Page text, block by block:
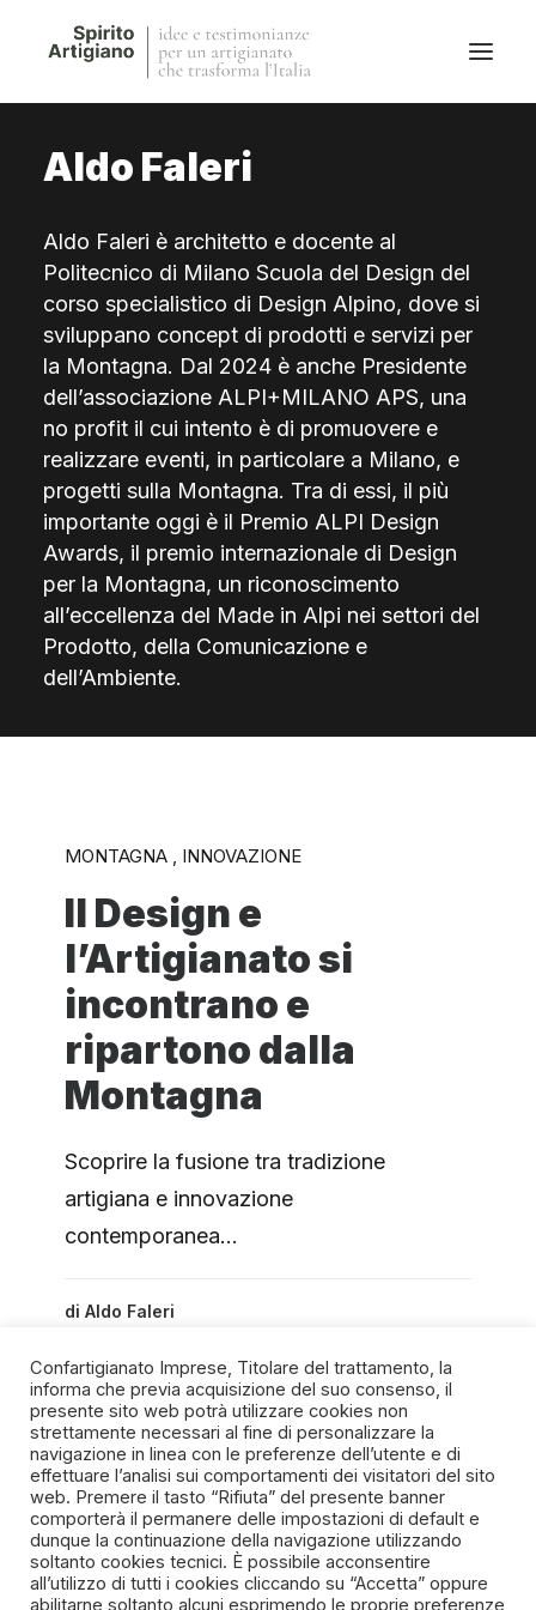
Questo sito
Stories
QFG
Collaborano con noi
Aldo Faleri
Aldo Faleri è architetto e docente al
Politecnico di Milano Scuola del Design del
corso specialistico di Design Alpino, dove si
sviluppano concept di prodotti e servizi per
la Montagna. Dal 2024 è anche Presidente
dell’associazione ALPI+MILANO APS, una
no profit il cui intento è di promuovere e
realizzare eventi, in particolare a Milano, e
progetti sulla Montagna. Tra di essi, il più
importante oggi è il Premio ALPI Design
Awards, il premio internazionale di Design
per la Montagna, un riconoscimento
all’eccellenza del Made in Alpi nei settori del
Prodotto, della Comunicazione e
dell’Ambiente.
MONTAGNA , INNOVAZIONE
Il Design e
l’Artigianato si
incontrano e
ripartono dalla
Montagna
Scoprire la fusione tra tradizione
artigiana e innovazione
contemporanea…
di Aldo Faleri
SPIRITO ARTIGIANO
Un progetto della Fondazione Manlio e Maria Letizia
Germozzi onlus
Confartigianato Imprese, Titolare del trattamento, la
informa che previa acquisizione del suo consenso, il
presente sito web potrà utilizzare cookies non
strettamente necessari al fine di personalizzare la
navigazione in linea con le preferenze dell’utente e di
effettuare l’analisi sui comportamenti dei visitatori del sito
web. Premere il tasto “Rifiuta” del presente banner
comporterà il permanere delle impostazioni di default e
dunque la continuazione della navigazione utilizzando
soltanto cookies tecnici. È possibile acconsentire
all’utilizzo di tutti i cookies cliccando su “Accetta” oppure
abilitarne soltanto alcuni esprimendo le proprie preferenze